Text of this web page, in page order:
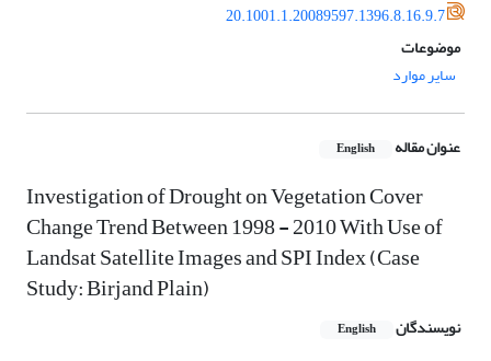
20.1001.1.20089597.1396.8.16.9.7
موضوعات
سایر موارد
عنوان مقاله English
Investigation of Drought on Vegetation Cover
Change Trend Between 1998 - 2010 With Use of
Landsat Satellite Images and SPI Index (Case
Study: Birjand Plain)
نویسندگان English